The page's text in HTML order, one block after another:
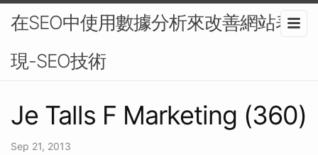
在SEO中使用數據分析來改善網站表
現-SEO技術
Je Talls F Marketing (360)
Sep 21, 2013